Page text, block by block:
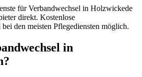
für Verbandwechsel in Holzwickede
direkt. Kostenlose
den meisten Pflegediensten möglich.
in